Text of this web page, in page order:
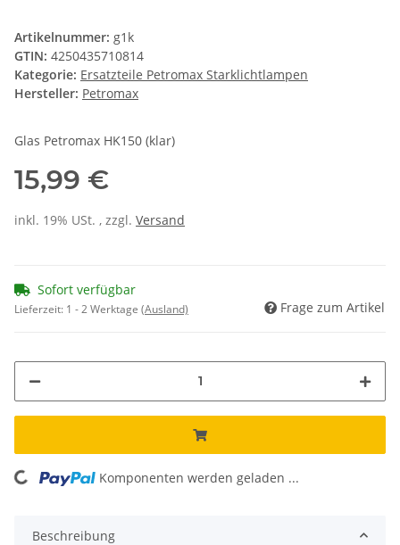
Artikelnummer: g1k
GTIN: 4250435710814
Kategorie: Ersatzteile Petromax Starklichtlampen
Hersteller: Petromax
Glas Petromax HK150 (klar)
15,99 €
inkl. 19% USt. , zzgl. Versand
Sofort verfügbar
Lieferzeit: 1 - 2 Werktage (Ausland) Frage zum Artikel
Loading... Komponenten werden geladen ...
Beschreibung